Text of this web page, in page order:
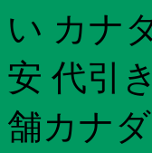
い カナ
安 代引
舗カナ